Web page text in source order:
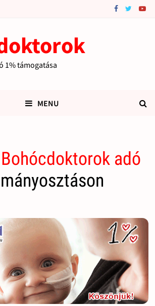
1% támogatása
MENU
Bohócdoktorok adó